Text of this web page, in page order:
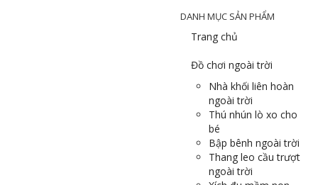
DANH MỤC SẢN PHẨM
Trang chủ
Đồ chơi ngoài trời
Nhà khối liên hoàn
ngoài trời
Thú nhún lò xo cho
bé
Bập bênh ngoài trời
Thang leo cầu trượt
ngoài trời